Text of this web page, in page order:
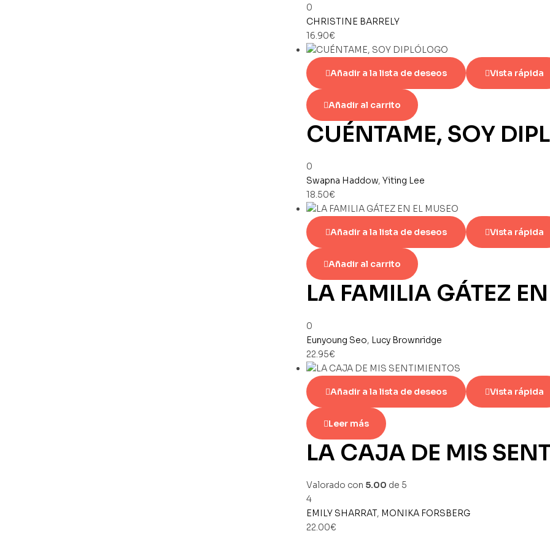
0
CHRISTINE BARRELY
16.90€
Añadir a la lista de deseos Vista rápida
Añadir al carrito
CUÉNTAME, SOY
0
Swapna Haddow, Yiting Lee
18.50€
Añadir a la lista de deseos Vista rápida
Añadir al carrito
LA FAMILIA GÁTEZ
0
Eunyoung Seo, Lucy Brownridge
22.95€
Añadir a la lista de deseos Vista rápida
Leer más
LA CAJA DE MIS
Valorado con 5.00 de 5
4
EMILY SHARRAT, MONIKA FORSBERG
22.00€